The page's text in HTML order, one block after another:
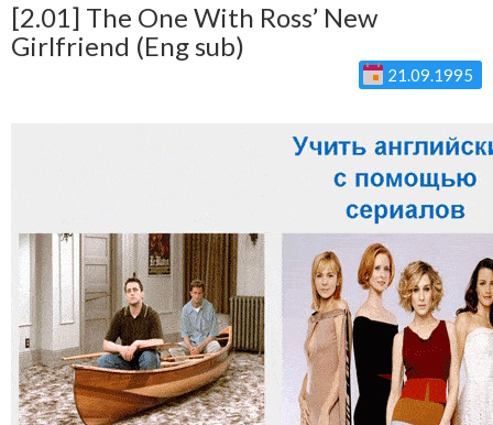
[2.01] The One With Ross’ New
Girlfriend (Eng sub)
21.09.1995